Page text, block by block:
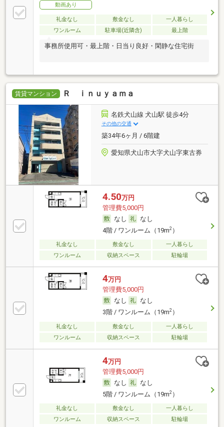
動画あり
礼金なし 敷金なし
一人暮らし
ワンルーム
駐車場(近隣含) 最上階
事務所使用可・最上階・日当り良好・閑静な住宅街
賃貸マンション Ｒ ｉｎｕｙａｍａ
名鉄犬山線 犬山駅 徒歩4分
その他の交通
築34年6ヶ月 / 6階建
愛知県犬山市大字犬山字東古券
4.50万円
管理費5,000円
なし
なし
4階 / ワンルーム（19m2）
礼金なし 敷金なし
一人暮らし
ワンルーム
収納スペース 駐輪場
4万円
管理費5,000円
なし
なし
3階 / ワンルーム（19m2）
礼金なし 敷金なし
一人暮らし
ワンルーム
収納スペース 駐輪場
4万円
管理費5,000円
なし
なし
5階 / ワンルーム（19m2）
礼金なし 敷金なし
一人暮らし
ワンルーム
収納スペース 駐輪場